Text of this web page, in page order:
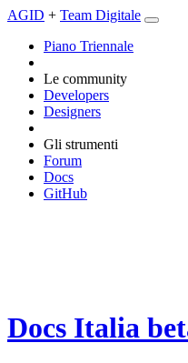
AGID + Team Digitale
Piano Triennale
Le community
Developers
Designers
Gli strumenti
Forum
Docs
GitHub
Docs Italia